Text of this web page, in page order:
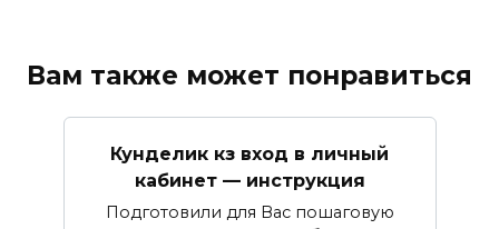
Вам также может понравиться
Кунделик кз вход в личный
кабинет — инструкция
Подготовили для Вас пошаговую